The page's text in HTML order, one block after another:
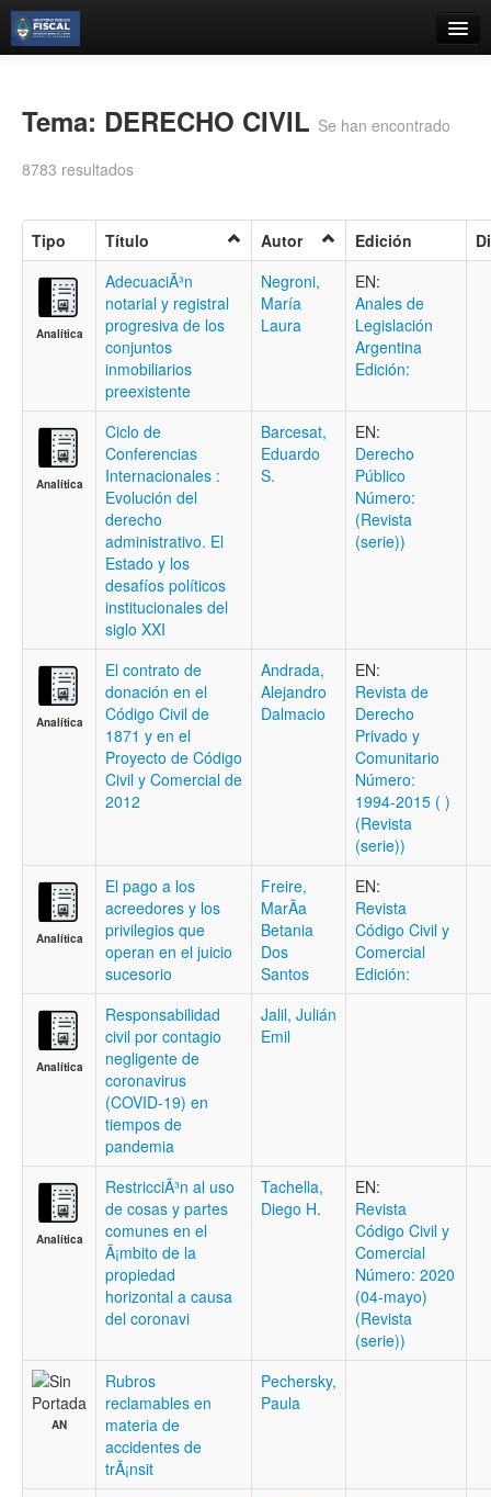
Búsqueda Avanzada
Contacto
Iniciar sesión
Tema: DERECHO CIVIL Se han encontrado
8783 resultados
Tipo Título Autor Edición
Analítica
AdecuaciÃ³n
notarial y registral
progresiva de los
conjuntos
inmobiliarios
preexistente
Negroni,
María
Laura
EN:
Anales de
Legislación
Argentina
Edición:
Analítica
Ciclo de
Conferencias
Internacionales :
Evolución del
derecho
administrativo. El
Estado y los
desafíos políticos
institucionales del
siglo XXI
Barcesat,
Eduardo
S.
EN:
Derecho
Público
Número:
(Revista
(serie))
Analítica
El contrato de
donación en el
Código Civil de
1871 y en el
Proyecto de Código
Civil y Comercial de
2012
Andrada,
Alejandro
Dalmacio
EN:
Revista de
Derecho
Privado y
Comunitario
Número:
1994-2015 ( )
(Revista
(serie))
Analítica
El pago a los
acreedores y los
privilegios que
operan en el juicio
sucesorio
Freire,
MarÃ­a
Betania
Dos
Santos
EN:
Revista
Código Civil y
Comercial
Edición:
Analítica
Responsabilidad
civil por contagio
negligente de
coronavirus
(COVID-19) en
tiempos de
pandemia
Jalil, Julián
Emil
Analítica
RestricciÃ³n al uso
de cosas y partes
comunes en el
Ã¡mbito de la
propiedad
horizontal a causa
del coronavi
Tachella,
Diego H.
EN:
Revista
Código Civil y
Comercial
Número: 2020
(04-mayo)
(Revista
(serie))
AN
Rubros
reclamables en
materia de
accidentes de
trÃ¡nsit
Pechersky,
Paula